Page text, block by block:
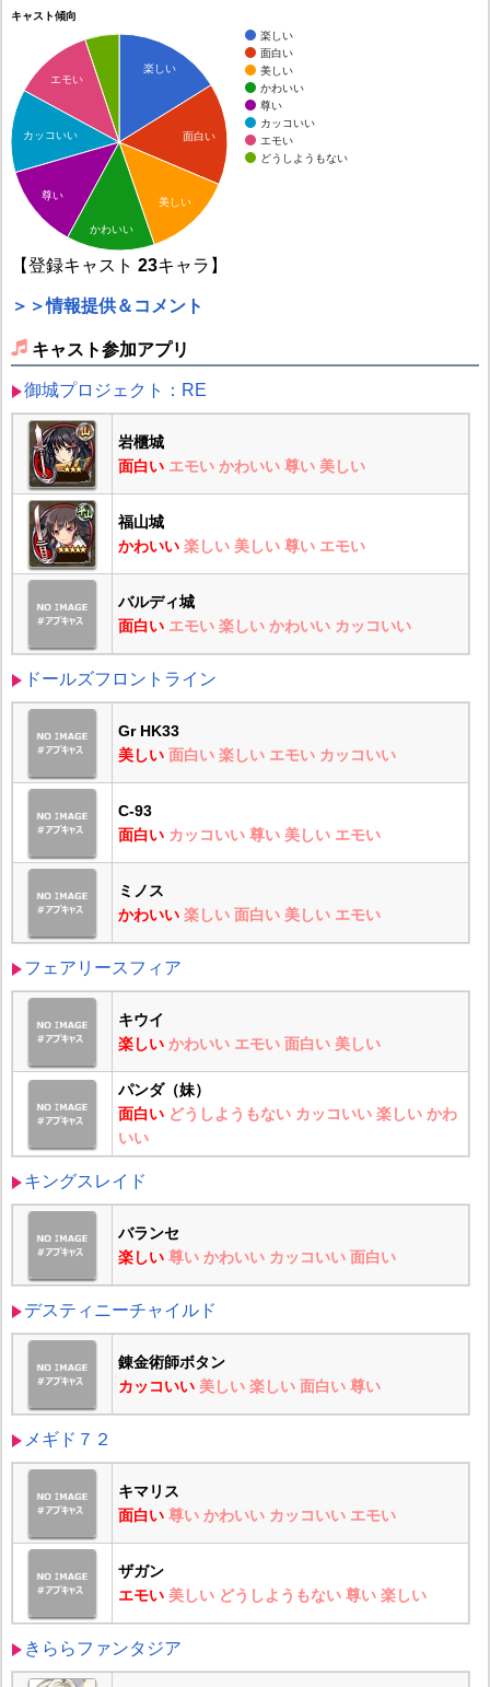
キャスト傾向
楽しい
面白い
美しい
かわいい
尊い
カッコいい
エモい
どうしようもない
楽しい
面白い
美しい
エモい
カッコいい
尊い
かわいい
【登録キャスト 23キャラ】
＞＞情報提供＆コメント
キャスト参加アプリ
御城プロジェクト：RE
岩櫃城
面白い エモい かわいい 尊い 美しい
福山城
かわいい 楽しい 美しい 尊い エモい
バルディ城
面白い エモい 楽しい かわいい カッコいい
ドールズフロントライン
Gr HK33
美しい 面白い 楽しい エモい カッコいい
C-93
面白い カッコいい 尊い 美しい エモい
ミノス
かわいい 楽しい 面白い 美しい エモい
フェアリースフィア
キウイ
楽しい かわいい エモい 面白い 美しい
パンダ（妹）
面白い どうしようもない カッコいい 楽しい かわ
いい
キングスレイド
バランセ
楽しい 尊い かわいい カッコいい 面白い
デスティニーチャイルド
錬金術師ボタン
カッコいい 美しい 楽しい 面白い 尊い
メギド７２
キマリス
面白い 尊い かわいい カッコいい エモい
ザガン
エモい 美しい どうしようもない 尊い 楽しい
きららファンタジア